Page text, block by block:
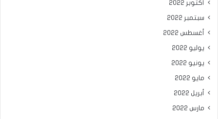
أكتوبر 2022
سبتمبر 2022
أغسطس 2022
يوليو 2022
يونيو 2022
مايو 2022
أبريل 2022
مارس 2022